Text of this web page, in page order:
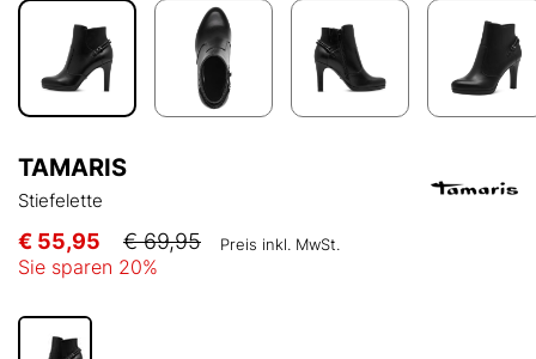
TAMARIS
Stiefelette
€ 55,95 € 69,95 Preis inkl. MwSt.
Sie sparen 20%